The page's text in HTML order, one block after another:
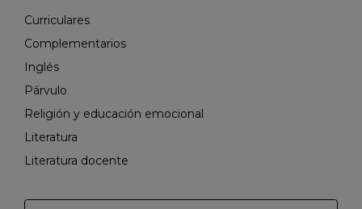
Curriculares
Complementarios
Inglés
Párvulo
Religión y educación emocional
Literatura
Literatura docente